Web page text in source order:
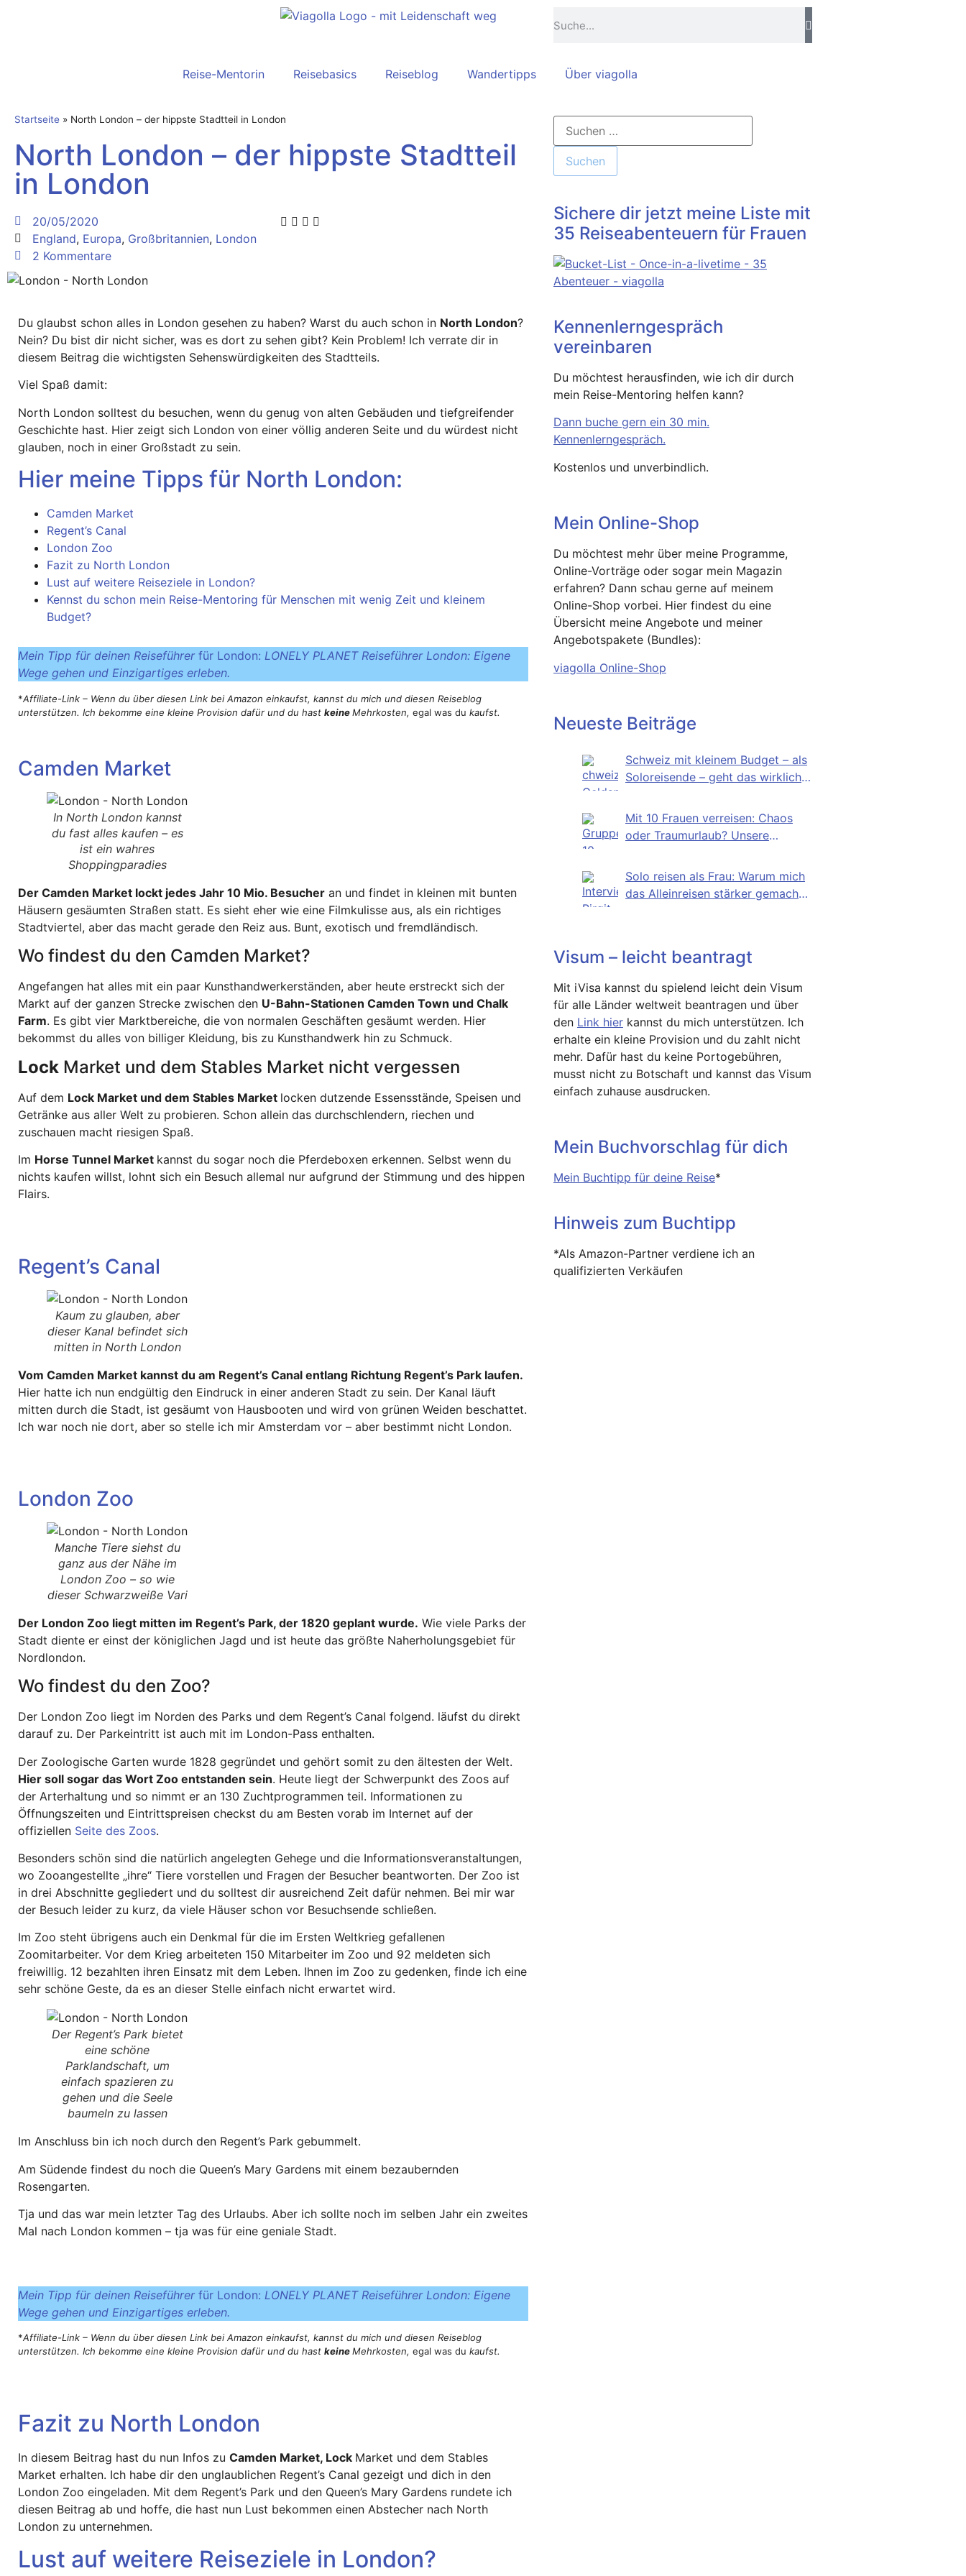
Reise-Mentorin Reisebasics Reiseblog Wandertipps Über viagolla
Startseite » North London – der hippste Stadtteil in London
North London – der hippste Stadtteil
in London
20/05/2020
England, Europa, Großbritannien, London
2 Kommentare
Du glaubst schon alles in London gesehen zu haben? Warst du auch schon in North London?
Nein? Du bist dir nicht sicher, was es dort zu sehen gibt? Kein Problem! Ich verrate dir in
diesem Beitrag die wichtigsten Sehenswürdigkeiten des Stadtteils.
Viel Spaß damit:
North London solltest du besuchen, wenn du genug von alten Gebäuden und tiefgreifender
Geschichte hast. Hier zeigt sich London von einer völlig anderen Seite und du würdest nicht
glauben, noch in einer Großstadt zu sein.
Hier meine Tipps für North London:
Camden Market
Regent’s Canal
London Zoo
Fazit zu North London
Lust auf weitere Reiseziele in London?
Kennst du schon mein Reise-Mentoring für Menschen mit wenig Zeit und kleinem
Budget?
Mein Tipp für deinen Reiseführerfür London: LONELY PLANET Reiseführer London: Eigene
Wege gehen und Einzigartiges erleben.
*Affiliate-Link – Wenn du über diesen Link bei Amazon einkaufst, kannst du mich und diesen Reiseblog
unterstützen. Ich bekomme eine kleine Provision dafür und du hast keineMehrkosten, egal was du kaufst.
Camden Market
In North London kannst
du fast alles kaufen – es
ist ein wahres
Shoppingparadies
Der Camden Market lockt jedes Jahr 10 Mio. Besucher an und findet in kleinen mit bunten
Häusern gesäumten Straßen statt. Es sieht eher wie eine Filmkulisse aus, als ein richtiges
Stadtviertel, aber das macht gerade den Reiz aus. Bunt, exotisch und fremdländisch.
Wo findest du den Camden Market?
Angefangen hat alles mit ein paar Kunsthandwerkerständen, aber heute erstreckt sich der
Markt auf der ganzen Strecke zwischen den U-Bahn-Stationen Camden Town und Chalk
Farm. Es gibt vier Marktbereiche, die von normalen Geschäften gesäumt werden. Hier
bekommst du alles von billiger Kleidung, bis zu Kunsthandwerk hin zu Schmuck.
Lock Market und dem Stables Market nicht vergessen
Auf dem Lock Market und dem Stables Market locken dutzende Essensstände, Speisen und
Getränke aus aller Welt zu probieren. Schon allein das durchschlendern, riechen und
zuschauen macht riesigen Spaß.
Im Horse Tunnel Market kannst du sogar noch die Pferdeboxen erkennen. Selbst wenn du
nichts kaufen willst, lohnt sich ein Besuch allemal nur aufgrund der Stimmung und des hippen
Flairs.
Regent’s Canal
Kaum zu glauben, aber
dieser Kanal befindet sich
mitten in North London
Vom Camden Market kannst du am Regent’s Canal entlang Richtung Regent’s Park laufen.
Hier hatte ich nun endgültig den Eindruck in einer anderen Stadt zu sein. Der Kanal läuft
mitten durch die Stadt, ist gesäumt von Hausbooten und wird von grünen Weiden beschattet.
Ich war noch nie dort, aber so stelle ich mir Amsterdam vor – aber bestimmt nicht London.
London Zoo
Manche Tiere siehst du
ganz aus der Nähe im
London Zoo – so wie
dieser Schwarzweiße Vari
Der London Zoo liegt mitten im Regent’s Park, der 1820 geplant wurde. Wie viele Parks der
Stadt diente er einst der königlichen Jagd und ist heute das größte Naherholungsgebiet für
Nordlondon.
Wo findest du den Zoo?
Der London Zoo liegt im Norden des Parks und dem Regent’s Canal folgend. läufst du direkt
darauf zu. Der Parkeintritt ist auch mit im London-Pass enthalten.
Der Zoologische Garten wurde 1828 gegründet und gehört somit zu den ältesten der Welt.
Hier soll sogar das Wort Zoo entstanden sein. Heute liegt der Schwerpunkt des Zoos auf
der Arterhaltung und so nimmt er an 130 Zuchtprogrammen teil. Informationen zu
Öffnungszeiten und Eintrittspreisen checkst du am Besten vorab im Internet auf der
offiziellen Seite des Zoos.
Besonders schön sind die natürlich angelegten Gehege und die Informationsveranstaltungen,
wo Zooangestellte „ihre“ Tiere vorstellen und Fragen der Besucher beantworten. Der Zoo ist
in drei Abschnitte gegliedert und du solltest dir ausreichend Zeit dafür nehmen. Bei mir war
der Besuch leider zu kurz, da viele Häuser schon vor Besuchsende schließen.
Im Zoo steht übrigens auch ein Denkmal für die im Ersten Weltkrieg gefallenen
Zoomitarbeiter. Vor dem Krieg arbeiteten 150 Mitarbeiter im Zoo und 92 meldeten sich
freiwillig. 12 bezahlten ihren Einsatz mit dem Leben. Ihnen im Zoo zu gedenken, finde ich eine
sehr schöne Geste, da es an dieser Stelle einfach nicht erwartet wird.
Der Regent’s Park bietet
eine schöne
Parklandschaft, um
einfach spazieren zu
gehen und die Seele
baumeln zu lassen
Im Anschluss bin ich noch durch den Regent’s Park gebummelt.
Am Südende findest du noch die Queen’s Mary Gardens mit einem bezaubernden
Rosengarten.
Tja und das war mein letzter Tag des Urlaubs. Aber ich sollte noch im selben Jahr ein zweites
Mal nach London kommen – tja was für eine geniale Stadt.
Mein Tipp für deinen Reiseführerfür London: LONELY PLANET Reiseführer London: Eigene
Wege gehen und Einzigartiges erleben.
*Affiliate-Link – Wenn du über diesen Link bei Amazon einkaufst, kannst du mich und diesen Reiseblog
unterstützen. Ich bekomme eine kleine Provision dafür und du hast keineMehrkosten, egal was du kaufst.
Fazit zu North London
In diesem Beitrag hast du nun Infos zu Camden Market, Lock Market und dem Stables
Market erhalten. Ich habe dir den unglaublichen Regent’s Canal gezeigt und dich in den
London Zoo eingeladen. Mit dem Regent’s Park und den Queen’s Mary Gardens rundete ich
diesen Beitrag ab und hoffe, die hast nun Lust bekommen einen Abstecher nach North
London zu unternehmen.
Lust auf weitere Reiseziele in London?
Sichere dir jetzt meine Liste mit
35 Reiseabenteuern für Frauen
Kennenlerngespräch
vereinbaren
Du möchtest herausfinden, wie ich dir durch
mein Reise-Mentoring helfen kann?
Dann buche gern ein 30 min.
Kennenlerngespräch.
Kostenlos und unverbindlich.
Mein Online-Shop
Du möchtest mehr über meine Programme,
Online-Vorträge oder sogar mein Magazin
erfahren? Dann schau gerne auf meinem
Online-Shop vorbei. Hier findest du eine
Übersicht meine Angebote und meiner
Angebotspakete (Bundles):
viagolla Online-Shop
Neueste Beiträge
Schweiz mit kleinem Budget – als
Soloreisende – geht das wirklich?
Mit 10 Frauen verreisen: Chaos
oder Traumurlaub? Unsere
Solo reisen als Frau: Warum mich
das Alleinreisen stärker gemacht
Visum – leicht beantragt
Mit iVisa kannst du spielend leicht dein Visum
für alle Länder weltweit beantragen und über
den Link hierkannst du mich unterstützen. Ich
erhalte ein kleine Provision und du zahlt nicht
mehr. Dafür hast du keine Portogebühren,
musst nicht zu Botschaft und kannst das Visum
einfach zuhause ausdrucken.
Mein Buchvorschlag für dich
Mein Buchtipp für deine Reise*
Hinweis zum Buchtipp
*Als Amazon-Partner verdiene ich an
qualifizierten Verkäufen